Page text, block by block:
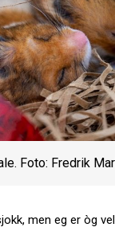
Foto: Fredrik
men eg er òg